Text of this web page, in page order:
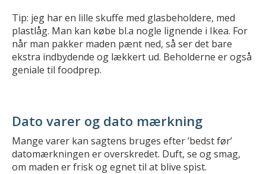
Tip: jeg har en lille skuffe med glasbeholdere, med
plastlåg. Man kan købe bl.a nogle lignende i Ikea. For
når man pakker maden pænt ned, så ser det bare
ekstra indbydende og lækkert ud. Beholderne er også
geniale til foodprep.
Dato varer og dato mærkning
Mange varer kan sagtens bruges efter ’bedst før’
datomærkningen er overskredet. Duft, se og smag,
om maden er frisk og egnet til at blive spist.